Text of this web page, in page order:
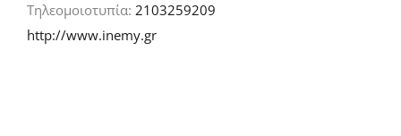
Τηλεομοιοτυπία: 2103259209
http://www.inemy.gr